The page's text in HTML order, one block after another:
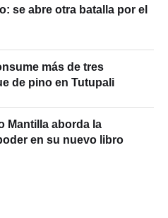
se abre otra batalla por el
más de tres
de pino en Tutupali
Mantilla aborda la
en su nuevo libro